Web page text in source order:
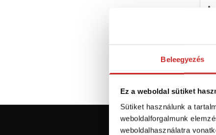
Beleegyezés
Ez a weboldal sütiket
Sütiket használunk a
weboldalforgalmunk
weboldalhasználatra